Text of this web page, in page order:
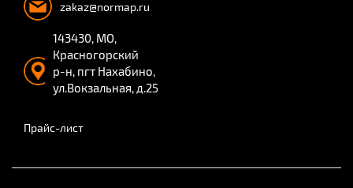
zakaz@normap.ru
143430, МО,
Красногорский
р-н, пгт Нахабино,
ул.Вокзальная, д.25
Прайс-лист